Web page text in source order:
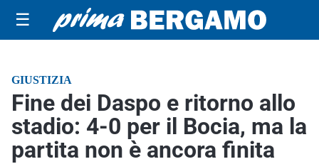
☰
GIUSTIZIA
Fine dei Daspo e ritorno allo
stadio: 4-0 per il Bocia, ma la
partita non è ancora finita